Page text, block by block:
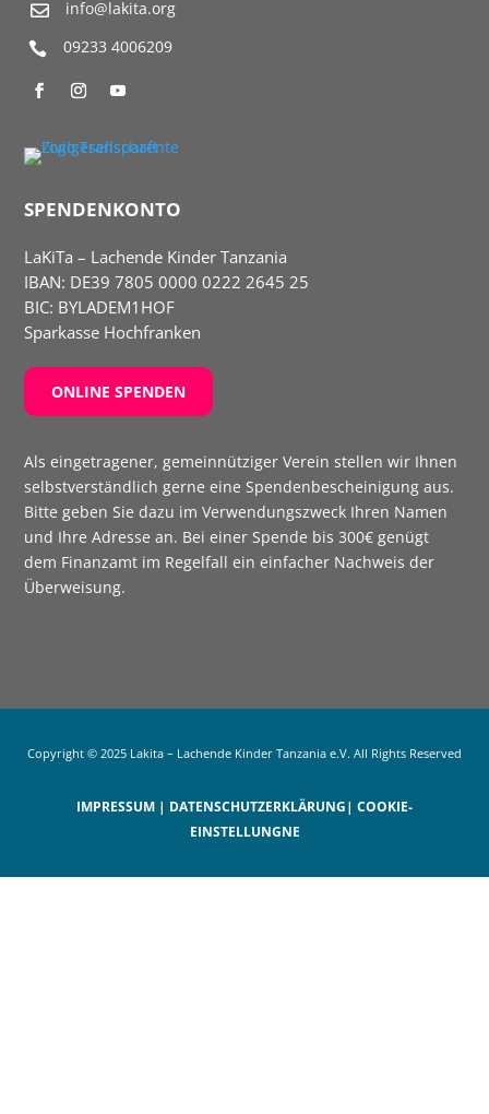
 info@lakita.org
 09233 4006209
SPENDENKONTO
LaKiTa – Lachende Kinder Tanzania
IBAN: DE39 7805 0000 0222 2645 25
BIC: BYLADEM1HOF
Sparkasse Hochfranken
ONLINE SPENDEN
Als eingetragener, gemeinnütziger Verein stellen wir Ihnen
selbst­verständlich gerne eine Spenden­bescheinigung aus.
Bitte geben Sie dazu im Verwendungs­zweck Ihren Namen
und Ihre Adresse an. Bei einer Spende bis 300€ genügt
dem Finanzamt im Regelfall ein einfacher Nachweis der
Überweisung.
Copyright © 2025 Lakita – Lachende Kinder Tanzania e.V. All Rights Reserved
IMPRESSUM | DATENSCHUTZERKLÄRUNG| COOKIE-
EINSTELLUNGNE